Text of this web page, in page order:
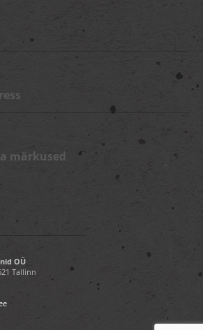
OÜ
Tallinn